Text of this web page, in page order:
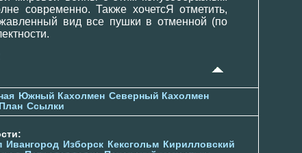
современно. Также хочетсЯ отметить,
вид все пушки в отменной (по
Южный Кахолмен Северный Кахолмен
План Ссылки
Ивангород Изборск Кексгольм Кирилловский